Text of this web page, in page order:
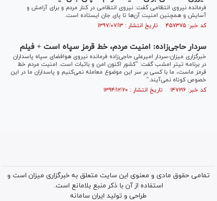
فرمانده نیروی انتظامی گفت: نیروی انتظامی در کنار مردم و برای آرامش و
آسایش و همچنین امنیت آن‌ها تا پای جان ایستاده است.
کد خبر: ۴۵۷۳۷۵ تاریخ انتشار : ۱۳۹۷/۰۷/۱۳
سردار حاجی‌زاده: امنیت مردم، خط قرمز سپاه است + فیلم
خبرگزاری میزان-سردار امیرعلی حاجی‌زاده فرمانده نیروی هوافضای سپاه پاسداران
در برنامه تیتر امشب گفت: "کشور اکنون امن و باثبات است. امنیت مردم خط
قرمز ماست، ما با کسی بر سر این موضوع معامله نمی‌کنیم و پاسداران ما در این
خصوص کوتاه نمی‌آیند."
کد خبر: ۱۴۷۲۱۶ تاریخ انتشار : ۱۳۹۴/۱۲/۲۰
تمامی حقوق مادی و معنوی این سایت متعلق به خبرگزاری میزان است و
استفاده از آن با ذکر منبع بلامانع است.
طراحی و تولید ایران سامانه